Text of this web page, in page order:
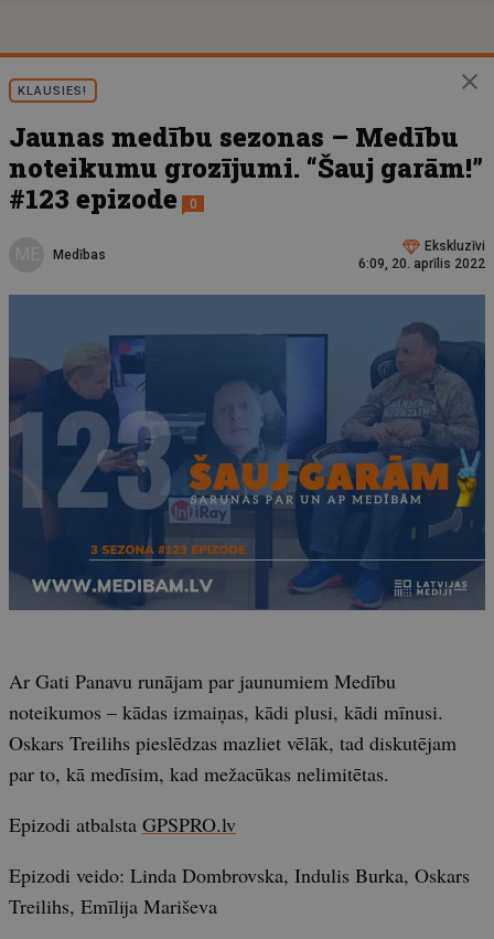
KLAUSIES!
Jaunas medību sezonas – Medību
noteikumu grozījumi. “Šauj garām!”
#123 epizode
0
Medības
Ekskluzīvi
6:09, 20. aprīlis 2022
Ar Gati Panavu runājam par jaunumiem Medību
noteikumos – kādas izmaiņas, kādi plusi, kādi mīnusi.
Oskars Treilihs pieslēdzas mazliet vēlāk, tad diskutējam
par to, kā medīsim, kad mežacūkas nelimitētas.
Epizodi atbalsta GPSPRO.lv
Epizodi veido: Linda Dombrovska, Indulis Burka, Oskars
Treilihs, Emīlija Mariševa